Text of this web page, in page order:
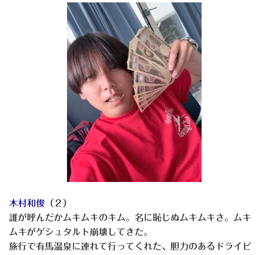
木村和俊 （２）
誰が呼んだかムキムキのキム。名に恥じぬムキムキさ。ムキ
ムキがゲシュタルト崩壊してきた。
旅行で有馬温泉に連れて行ってくれた、胆力のあるドライビ